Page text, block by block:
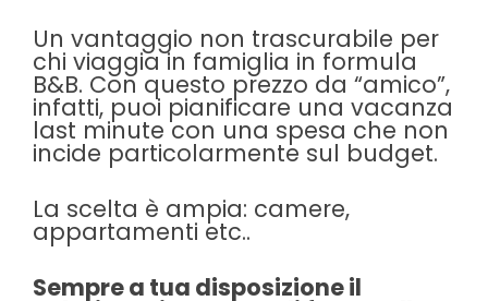
Un vantaggio non trascurabile per
chi viaggia in famiglia in formula
B&B. Con questo prezzo da “amico”,
infatti, puoi pianificare una vacanza
last minute con una spesa che non
incide particolarmente sul budget.
La scelta è ampia: camere,
appartamenti etc..
Sempre a tua disposizione il